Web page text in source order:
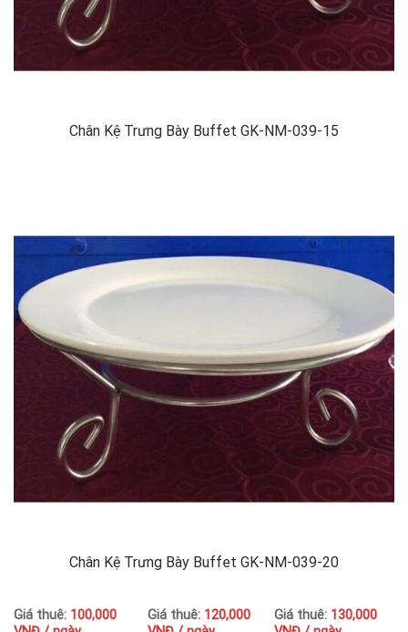
Chân Kệ Trưng Bày Buffet GK-NM-039-15
Chân Kệ Trưng Bày Buffet GK-NM-039-20
Giá thuê: 100,000
Giá thuê: 120,000
Giá thuê: 130,000